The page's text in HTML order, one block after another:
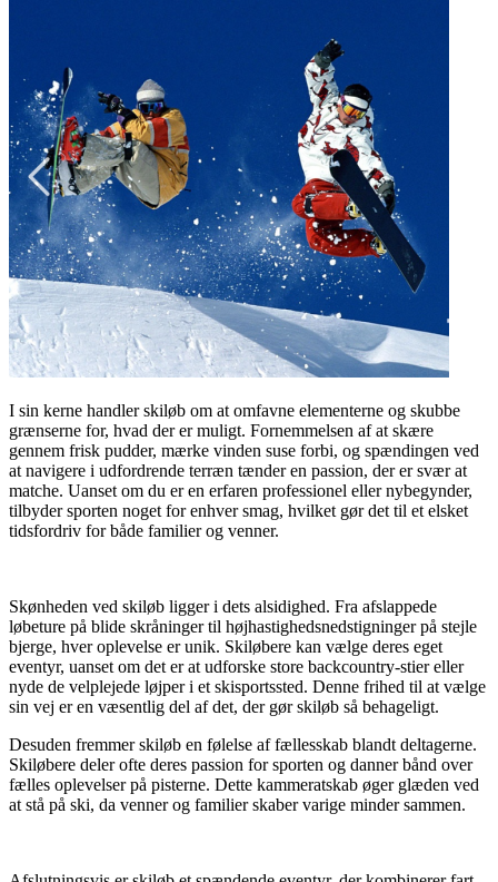
I sin kerne handler skiløb om at omfavne elementerne og skubbe
grænserne for, hvad der er muligt. Fornemmelsen af ​​at skære
gennem frisk pudder, mærke vinden suse forbi, og spændingen ved
at navigere i udfordrende terræn tænder en passion, der er svær at
matche. Uanset om du er en erfaren professionel eller nybegynder,
tilbyder sporten noget for enhver smag, hvilket gør det til et elsket
tidsfordriv for både familier og venner.
Skønheden ved skiløb ligger i dets alsidighed. Fra afslappede
løbeture på blide skråninger til højhastighedsnedstigninger på stejle
bjerge, hver oplevelse er unik. Skiløbere kan vælge deres eget
eventyr, uanset om det er at udforske store backcountry-stier eller
nyde de velplejede løjper i et skisportssted. Denne frihed til at vælge
sin vej er en væsentlig del af det, der gør skiløb så behageligt.
Desuden fremmer skiløb en følelse af fællesskab blandt deltagerne.
Skiløbere deler ofte deres passion for sporten og danner bånd over
fælles oplevelser på pisterne. Dette kammeratskab øger glæden ved
at stå på ski, da venner og familier skaber varige minder sammen.